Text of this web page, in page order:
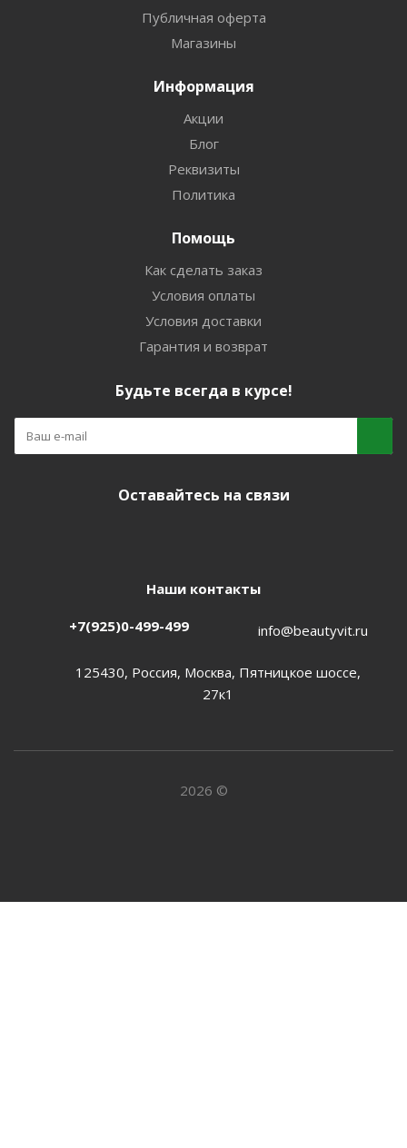
Публичная оферта
Магазины
Информация
Акции
Блог
Реквизиты
Политика
Помощь
Как сделать заказ
Условия оплаты
Условия доставки
Гарантия и возврат
Будьте всегда в курсе!
Оставайтесь на связи
Наши контакты
+7(925)0-499-499 info@beautyvit.ru
125430, Россия, Москва, Пятницкое шоссе,
27к1
2026 ©